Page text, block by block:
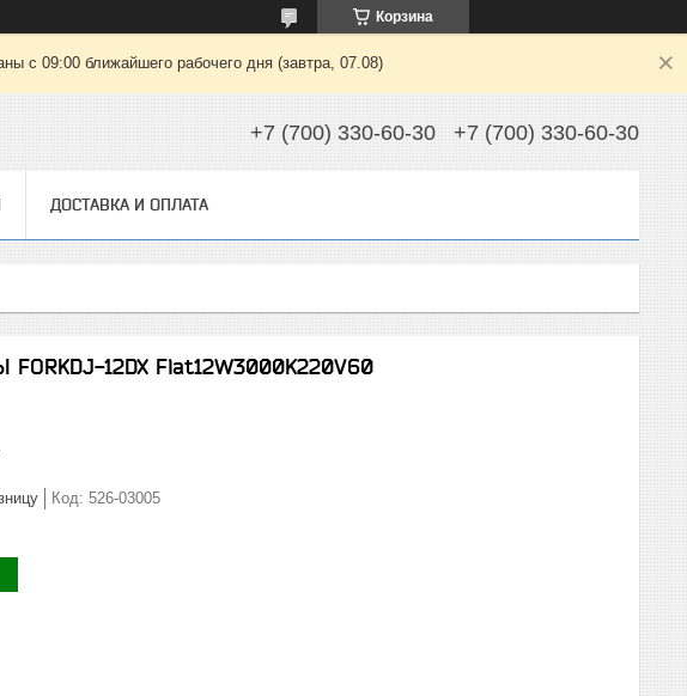
Корзина
с 09:00 ближайшего рабочего дня (завтра, 07.08)
+7 (700) 330-60-30 +7 (700) 330-60-30
ДОСТАВКА И ОПЛАТА
12DX Flat12W3000K220V60
Код: 526-03005